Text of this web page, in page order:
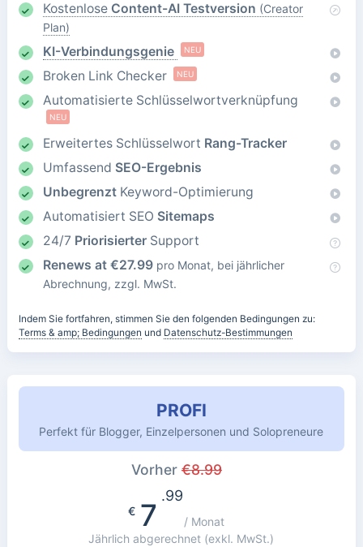
Kostenlose Content-AI Testversion (Creator
Plan)
KI-Verbindungsgenie NEU
Broken Link Checker NEU
Automatisierte Schlüsselwortverknüpfung
NEU
Erweitertes Schlüsselwort Rang-Tracker
Umfassend SEO-Ergebnis
UnbegrenztKeyword-Optimierung
Automatisiert SEO Sitemaps
24/7 PriorisierterSupport
Renews at €27.99 pro Monat, bei jährlicher
Abrechnung, zzgl. MwSt.
Indem Sie fortfahren, stimmen Sie den folgenden Bedingungen zu:
Terms & amp; Bedingungen und Datenschutz-Bestimmungen
PROFI
Perfekt für Blogger, Einzelpersonen und Solopreneure
Vorher €8.99
€7
.99
/ Monat
Jährlich abgerechnet (exkl. MwSt.)